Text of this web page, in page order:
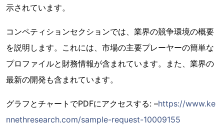
示されています。
コンペティションセクションでは、業界の競争環境の概要
を説明します。これには、市場の主要プレーヤーの簡単な
プロファイルと財務情報が含まれています。また、業界の
最新の開発も含まれています。
グラフとチャートでPDFにアクセスする: –https://www.ke
nnethresearch.com/sample-request-10009155